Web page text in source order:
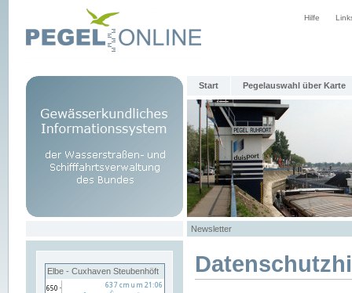
Hilfe
Start Pegelauswahl über Karte
Newsletter
Elbe - Cuxhaven Steubenhöft